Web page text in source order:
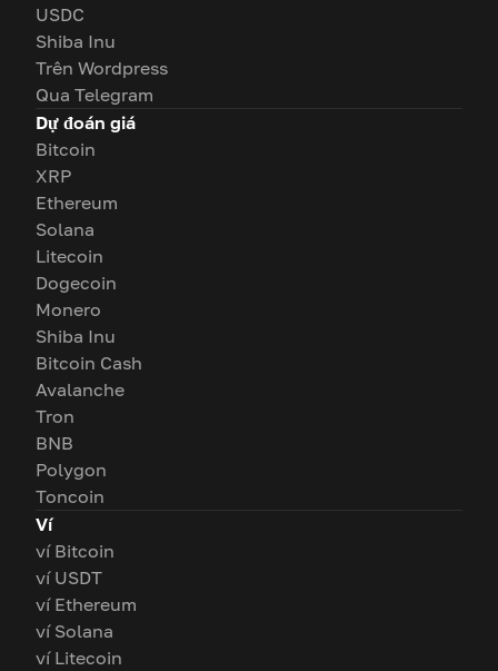
USDC
Shiba Inu
Trên Wordpress
Qua Telegram
Dự đoán giá
Bitcoin
XRP
Ethereum
Solana
Litecoin
Dogecoin
Monero
Shiba Inu
Bitcoin Cash
Avalanche
Tron
BNB
Polygon
Toncoin
Ví
ví Bitcoin
ví USDT
ví Ethereum
ví Solana
ví Litecoin